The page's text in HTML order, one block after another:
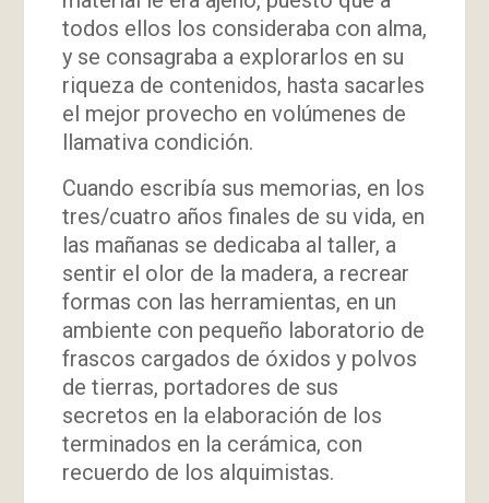
todos ellos los consideraba con alma,
y se consagraba a explorarlos en su
riqueza de contenidos, hasta sacarles
el mejor provecho en volúmenes de
llamativa condición.
Cuando escribía sus memorias, en los
tres/cuatro años finales de su vida, en
las mañanas se dedicaba al taller, a
sentir el olor de la madera, a recrear
formas con las herramientas, en un
ambiente con pequeño laboratorio de
frascos cargados de óxidos y polvos
de tierras, portadores de sus
secretos en la elaboración de los
terminados en la cerámica, con
recuerdo de los alquimistas.